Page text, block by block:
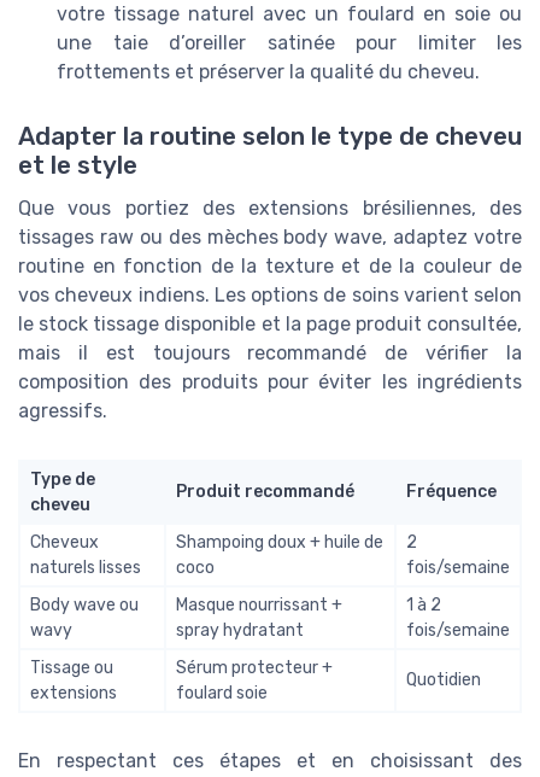
votre tissage naturel avec un foulard en soie ou
une taie d’oreiller satinée pour limiter les
frottements et préserver la qualité du cheveu.
Adapter la routine selon le type de cheveu
et le style
Que vous portiez des extensions brésiliennes, des
tissages raw ou des mèches body wave, adaptez votre
routine en fonction de la texture et de la couleur de
vos cheveux indiens. Les options de soins varient selon
le stock tissage disponible et la page produit consultée,
mais il est toujours recommandé de vérifier la
composition des produits pour éviter les ingrédients
agressifs.
Type de
cheveu
Produit recommandé Fréquence
Cheveux
naturels lisses
Shampoing doux + huile de
coco
2
fois/semaine
Body wave ou
wavy
Masque nourrissant +
spray hydratant
1 à 2
fois/semaine
Tissage ou
extensions
Sérum protecteur +
foulard soie
Quotidien
En respectant ces étapes et en choisissant des